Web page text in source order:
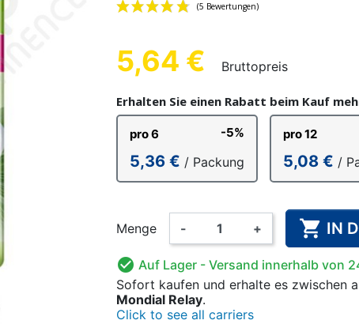
UND
FLÄCHENDESINFEKTION
KINDER
KINDER
FÜR KINDER
5,64 € Bruttopreis
Erhalten Sie einen Rabatt beim Kauf
pro 6 -5%
5,36 € / Packung
pro 12
5,08 € /
Menge - +  IN
 Auf Lager - Versand innerhalb von
Sofort kaufen und erhalte es zwischen
Mondial Relay.
Click to see all carriers